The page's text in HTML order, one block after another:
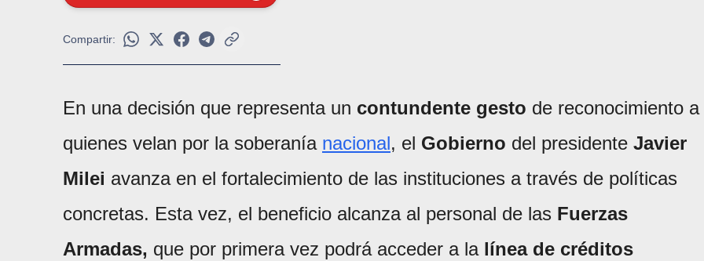
Compartir:
En una decisión que representa un contundente gesto de reconocimiento a
quienes velan por la soberanía nacional, el Gobierno del presidente Javier
Milei avanza en el fortalecimiento de las instituciones a través de políticas
concretas. Esta vez, el beneficio alcanza al personal de las Fuerzas
Armadas, que por primera vez podrá acceder a lalínea de créditos